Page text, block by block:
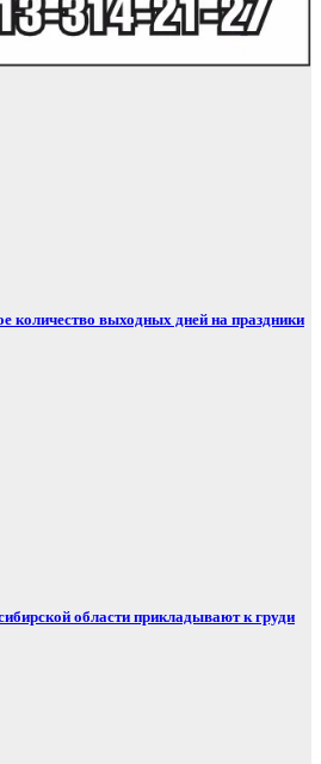
количество выходных дней на праздники
области прикладывают к груди